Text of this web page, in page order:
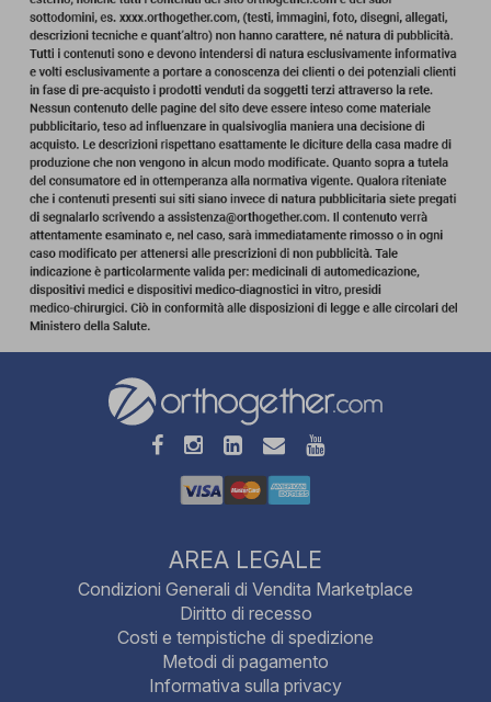
AREA LEGALE
Condizioni Generali di Vendita Marketplace
Diritto di recesso
Costi e tempistiche di spedizione
Metodi di pagamento
Informativa sulla privacy